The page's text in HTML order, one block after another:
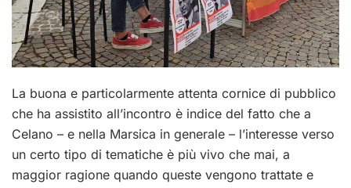
La buona e particolarmente attenta cornice di pubblico
che ha assistito all’incontro è indice del fatto che a
Celano – e nella Marsica in generale – l’interesse verso
un certo tipo di tematiche è più vivo che mai, a
maggior ragione quando queste vengono trattate e